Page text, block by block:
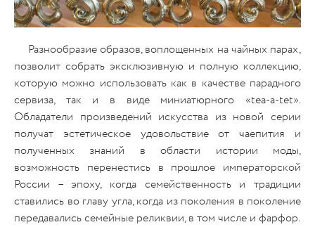
Разнообразие образов, воплощенных на чайных парах,
позволит собрать эксклюзивную и полную коллекцию,
которую можно использовать как в качестве парадного
сервиза, так и в виде миниатюрного «tea-а-tеt».
Обладатели произведений искусства из новой серии
получат эстетическое удовольствие от чаепития и
полученных знаний в области истории моды,
возможность перенестись в прошлое императорской
России – эпоху, когда семейственность и традиции
ставились во главу угла, когда из поколения в поколение
передавались семейные реликвии, в том числе и фарфор.